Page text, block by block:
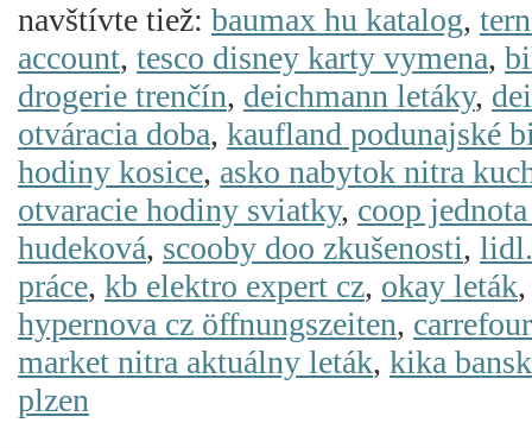
navštívte tiež: baumax hu katalog,
account, tesco disney karty vymena,
drogerie trenčín, deichmann letáky,
otváracia doba, kaufland podunajské
hodiny kosice, asko nabytok nitra
otvaracie hodiny sviatky, coop
hudeková, scooby doo zkušenosti,
práce, kb elektro expert cz, okay leták
hypernova cz öffnungszeiten,
market nitra aktuálny leták, kika
plzen